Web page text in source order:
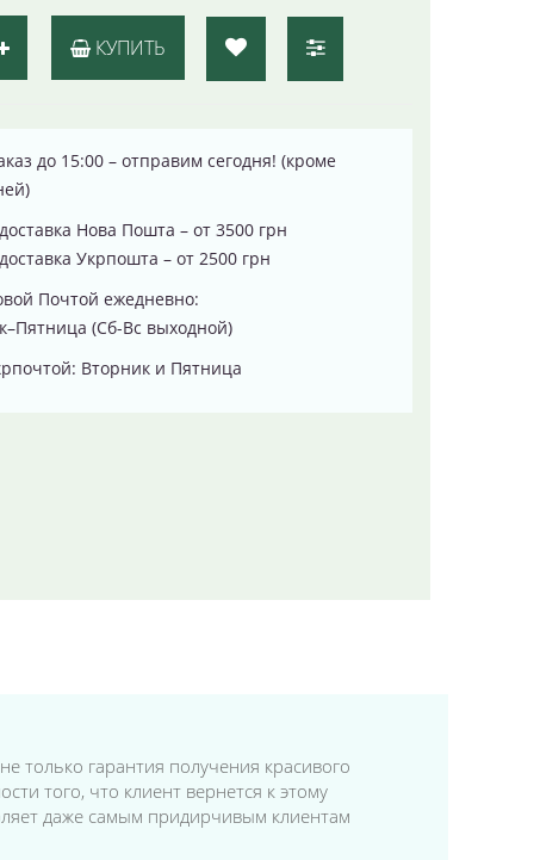
КУПИТЬ
до 15:00 – отправим сегодня! (кроме
Нова Пошта – от 3500 грн
Укрпошта – от 2500 грн
Почтой ежедневно:
(Сб-Вс выходной)
Вторник и Пятница
только гарантия получения красивого
того, что клиент вернется к этому
даже самым придирчивым клиентам